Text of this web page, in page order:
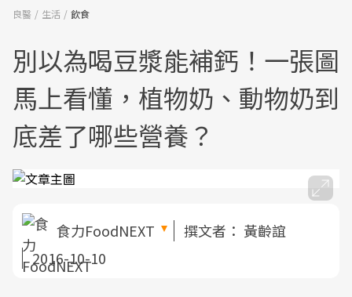
良醫 生活 飲食
別以為喝豆漿能補鈣！一張圖
馬上看懂，植物奶、動物奶到
底差了哪些營養？
食力FoodNEXT 撰文者： 黃齡誼
2016-10-10